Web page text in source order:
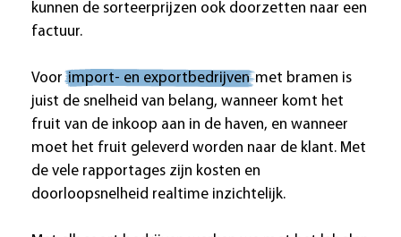
kunnen de sorteerprijzen ook doorzetten naar een
factuur.
Voorimport- en exportbedrijvenmet bramen is
juist de snelheid van belang, wanneer komt het
fruit van de inkoop aan in de haven, en wanneer
moet het fruit geleverd worden naar de klant. Met
de vele rapportages zijn kosten en
doorloopsnelheid realtime inzichtelijk.